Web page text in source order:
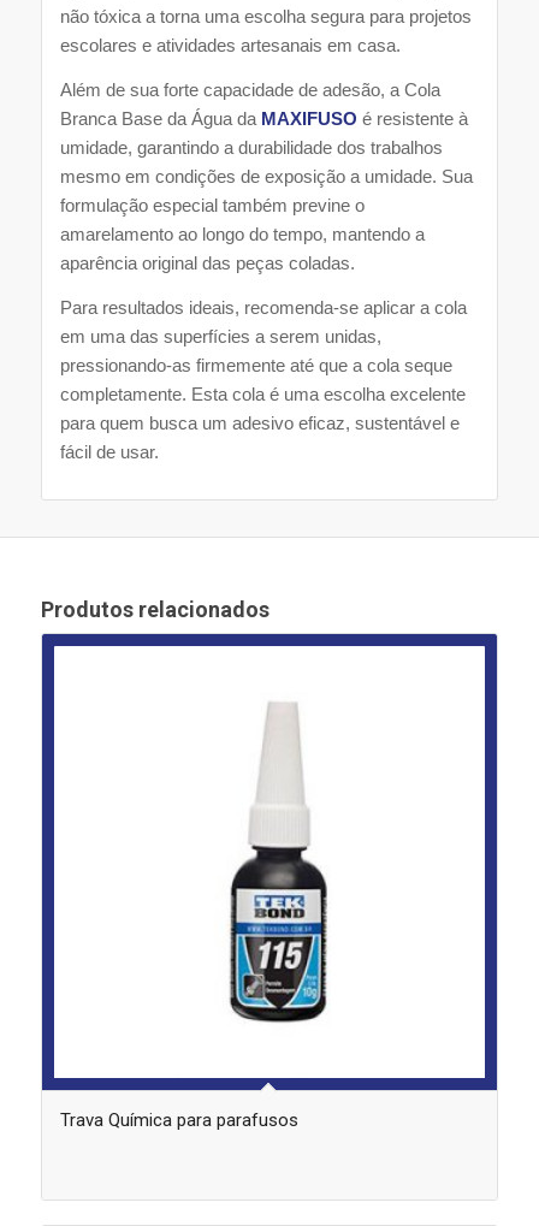
não tóxica a torna uma escolha segura para projetos
escolares e atividades artesanais em casa.
Além de sua forte capacidade de adesão, a Cola
Branca Base da Água da MAXIFUSO é resistente à
umidade, garantindo a durabilidade dos trabalhos
mesmo em condições de exposição a umidade. Sua
formulação especial também previne o
amarelamento ao longo do tempo, mantendo a
aparência original das peças coladas.
Para resultados ideais, recomenda-se aplicar a cola
em uma das superfícies a serem unidas,
pressionando-as firmemente até que a cola seque
completamente. Esta cola é uma escolha excelente
para quem busca um adesivo eficaz, sustentável e
fácil de usar.
Produtos relacionados
Trava Química para parafusos